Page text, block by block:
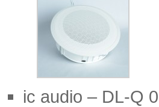
ic audio – DL-Q